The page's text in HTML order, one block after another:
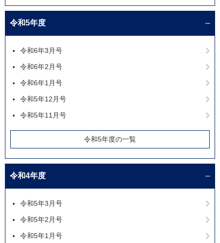
令和5年度
令和6年3月号
令和6年2月号
令和6年1月号
令和5年12月号
令和5年11月号
令和5年度の一覧
令和4年度
令和5年3月号
令和5年2月号
令和5年1月号